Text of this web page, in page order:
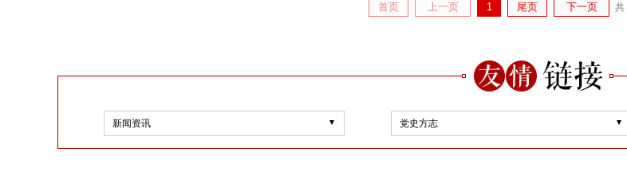
首页 上一页 1 尾页 下一页 共
新闻资讯 党史方志